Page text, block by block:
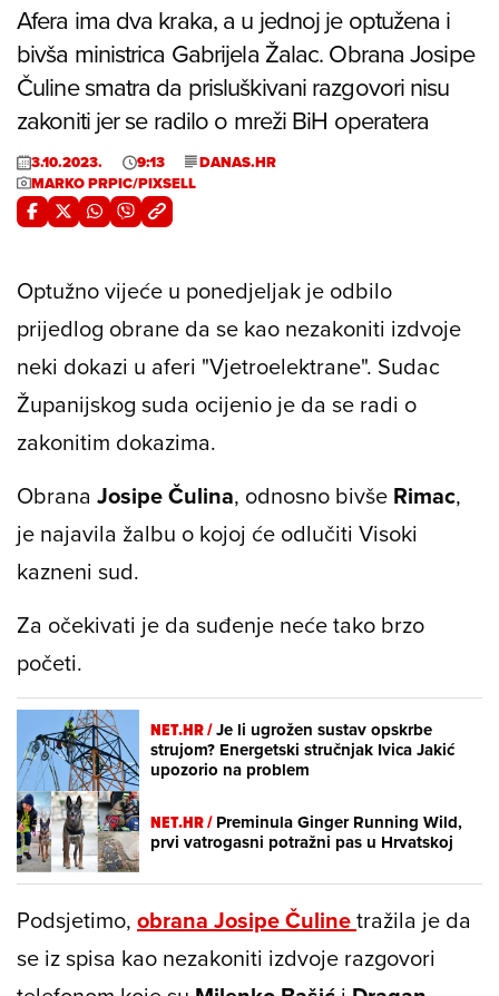
Afera ima dva kraka, a u jednoj je optužena i
bivša ministrica Gabrijela Žalac. Obrana Josipe
Čuline smatra da prisluškivani razgovori nisu
zakoniti jer se radilo o mreži BiH operatera
3.10.2023. 9:13
DANAS.HR
MARKO PRPIC/PIXSELL
Optužno vijeće u ponedjeljak je odbilo
prijedlog obrane da se kao nezakoniti izdvoje
neki dokazi u aferi "Vjetroelektrane". Sudac
Županijskog suda ocijenio je da se radi o
zakonitim dokazima.
Obrana Josipe Čulina, odnosno bivše Rimac,
je najavila žalbu o kojoj će odlučiti Visoki
kazneni sud.
Za očekivati je da suđenje neće tako brzo
početi.
NET.HR /Je li ugrožen sustav opskrbe
strujom? Energetski stručnjak Ivica Jakić
upozorio na problem
NET.HR /Preminula Ginger Running Wild,
prvi vatrogasni potražni pas u Hrvatskoj
Podsjetimo, obrana Josipe Čulinetražila je da
se iz spisa kao nezakoniti izdvoje razgovori